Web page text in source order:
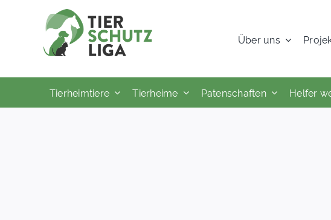
Über uns
Tierheimtiere Tierheime Patenschaften Helfer